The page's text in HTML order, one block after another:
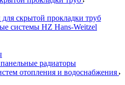
скрытой прокладки труб
системы HZ Hans-Weitzel
радиаторы
отопления и водоснабжения